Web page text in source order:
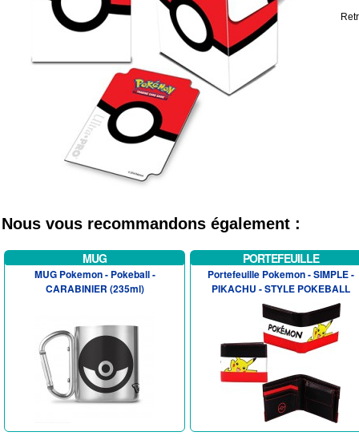
Nous vous recommandons également :
MUG
MUG Pokemon - Pokeball -
CARABINIER (235ml)
PORTEFEUILLE
Portefeuille Pokemon - SIMPLE -
PIKACHU - STYLE POKEBALL